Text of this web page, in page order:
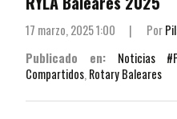
17 marzo, 2025 1:00 | Por
Publicado en:
Noticias
Compartidos, Rotary Baleares